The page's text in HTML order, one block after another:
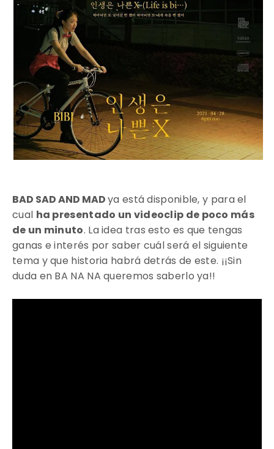
BAD SAD AND MADya está disponible, y para el
cual ha presentado un videoclip de poco más
de un minuto. La idea tras esto es que tengas
ganas e interés por saber cuál será el siguiente
tema y que historia habrá detrás de este. ¡¡Sin
duda en BA NA NA queremos saberlo ya!!